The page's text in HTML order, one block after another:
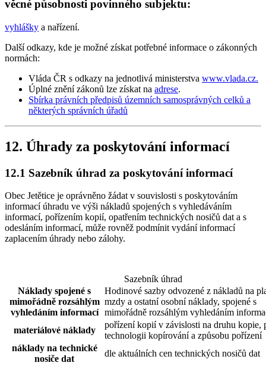
věcné působnosti povinného subjektu:
vyhlášky a nařízení.
Další odkazy, kde je možné získat potřebné informace o zákonných
normách:
Vláda ČR s odkazy na jednotlivá ministerstva www.vlada.cz.
Úplné znění zákonů lze získat na adrese.
Sbírka právních předpisů územních samosprávných celků a
některých správních úřadů
12. Úhrady za poskytování informací
12.1 Sazebník úhrad za poskytování informací
Obec Jetětice je oprávněno žádat v souvislosti s poskytováním
informací úhradu ve výši nákladů spojených s vyhledáváním
informací, pořízením kopií, opatřením technických nosičů dat a s
odesláním informací, může rovněž podmínit vydání informací
zaplacením úhrady nebo zálohy.
Sazebník úhrad
Náklady spojené s
mimořádně rozsáhlým
vyhledáním informací
Hodinové sazby odvozené z nákladů na
mzdy a ostatní osobní náklady, spojené s
mimořádně rozsáhlým vyhledáním
materiálové náklady
pořízení kopií v závislosti na druhu kopie,
technologii kopírování a způsobu pořízení
náklady na technické
nosiče dat
dle aktuálních cen technických nosičů dat